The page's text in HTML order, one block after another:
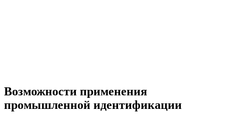
Возможности применения
промышленной идентификации